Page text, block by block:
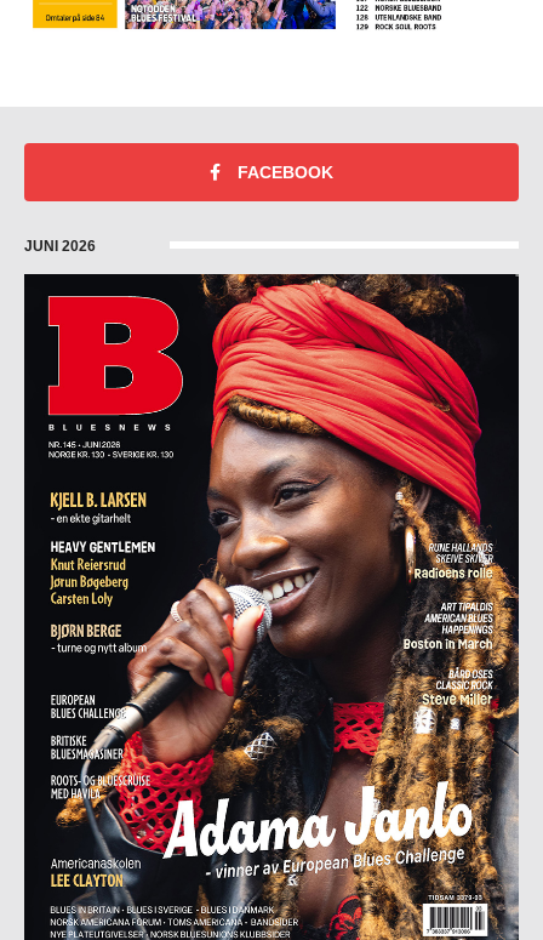
FACEBOOK
JUNI 2026